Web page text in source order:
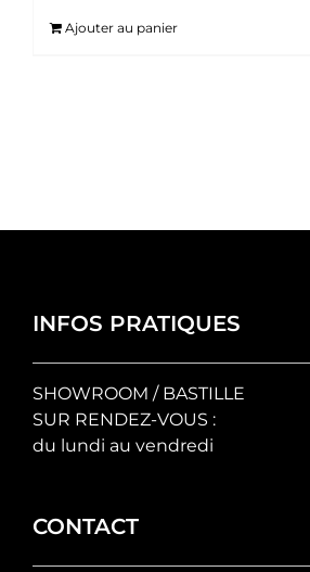
Ajouter au panier
INFOS PRATIQUES
SHOWROOM / BASTILLE
SUR RENDEZ-VOUS :
du lundi au vendredi
CONTACT